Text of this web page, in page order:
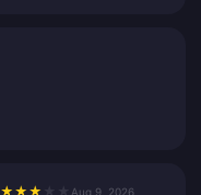
★ ★ ★ Aug 9, 2026